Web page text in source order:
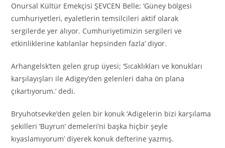
Onursal Kültür Emekçisi ŞEVCEN Belle; ‘Güney bölgesi
cumhuriyetleri, eyaletlerin temsilcileri aktif olarak
sergilerde yer alıyor. Cumhuriyetimizin sergileri ve
etkinliklerine katılanlar hepsinden fazla’ diyor.
Arhangelsk’ten gelen grup üyesi; ‘Sıcaklıkları ve konukları
karşılayışları ile Adigey’den gelenleri daha ön plana
çıkartıyorum.’ dedi.
Bryuhotsevke’den gelen bir konuk ‘Adigelerin bizi karşılama
şekilleri ‘Buyrun’ demeleri’ni başka hiçbir şeyle
kıyaslamıyorum’ diyerek konuk defterine yazmış.